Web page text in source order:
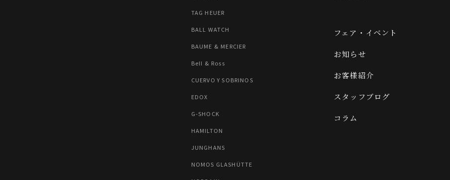
TAG HEUER
BALL WATCH
BAUME & MERCIER
Bell & Ross
CUERVO Y SOBRINOS
EDOX
G-SHOCK
HAMILTON
JUNGHANS
NOMOS GLASHÜTTE
フェア・イベント
お知らせ
お客様紹介
スタッフブログ
コラム